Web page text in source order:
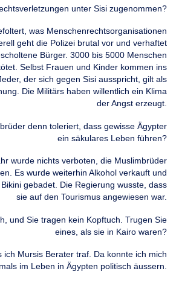
unter Sisi zugenommen?
was Menschenrechtsorganisationen
geht die Polizei brutal vor und verhaftet
Bürger. 3000 bis 5000 Menschen
Selbst Frauen und Kinder kommen ins
der sich gegen Sisi ausspricht, gilt als
Die Militärs haben willentlich ein Klima
der Angst erzeugt.
denn toleriert, dass gewisse Ägypter
ein säkulares Leben führen?
wurde nichts verboten, die Muslimbrüder
Es wurde weiterhin Alkohol verkauft und
gebadet. Die Regierung wusste, dass
sie auf den Tourismus angewiesen war.
und Sie tragen kein Kopftuch. Trugen Sie
eines, als sie in Kairo waren?
ich Mursis Berater traf. Da konnte ich mich
im Leben in Ägypten politisch äussern.